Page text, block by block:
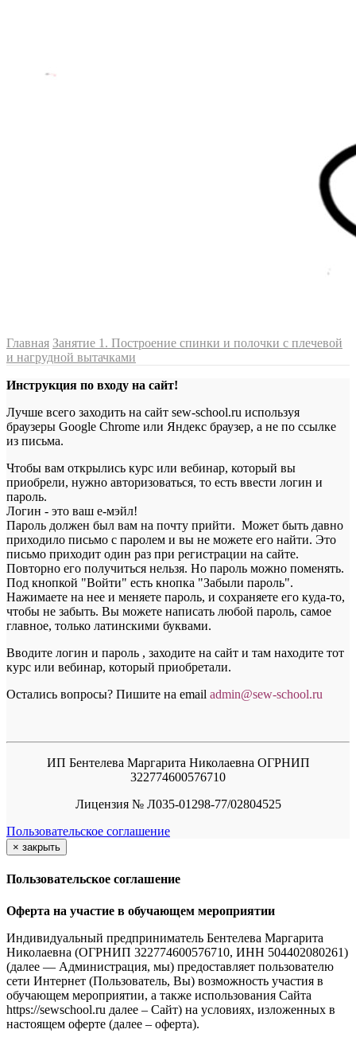
Главная Занятие 1. Построение спинки и полочки с плечевой
и нагрудной вытачками
Инструкция по входу на сайт!
Лучше всего заходить на сайт sew-school.ru используя
браузеры Google Chrome или Яндекс браузер, а не по ссылке
из письма.
Чтобы вам открылись курс или вебинар, который вы
приобрели, нужно авторизоваться, то есть ввести логин и
пароль.
Логин - это ваш е-мэйл!
Пароль должен был вам на почту прийти. Может быть давно
приходило письмо с паролем и вы не можете его найти. Это
письмо приходит один раз при регистрации на сайте.
Повторно его получиться нельзя. Но пароль можно поменять.
Под кнопкой "Войти" есть кнопка "Забыли пароль".
Нажимаете на нее и меняете пароль, и сохраняете его куда-то,
чтобы не забыть. Вы можете написать любой пароль, самое
главное, только латинскими буквами.
Вводите логин и пароль , заходите на сайт и там находите тот
курс или вебинар, который приобретали.
Остались вопросы? Пишите на email admin@sew-school.ru
ИП Бентелева Маргарита Николаевна ОГРНИП
322774600576710
Лицензия № Л035-01298-77/02804525
Пользовательское соглашение
× закрыть
Пользовательское соглашение
Оферта на участие в обучающем мероприятии
Индивидуальный предприниматель Бентелева Маргарита
Николаевна (ОГРНИП 322774600576710, ИНН 504402080261)
(далее — Администрация, мы) предоставляет пользователю
сети Интернет (Пользователь, Вы) возможность участия в
обучающем мероприятии, а также использования Сайта
https://sewschool.ru далее – Сайт) на условиях, изложенных в
настоящем оферте (далее – оферта).